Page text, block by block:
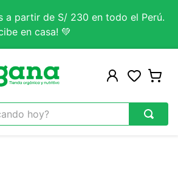
a partir de S/ 230 en todo el Perú.
en casa! 💚
hoy?